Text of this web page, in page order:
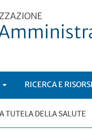
APRI
RICERCA E
TUTELA DELLA SALUTE